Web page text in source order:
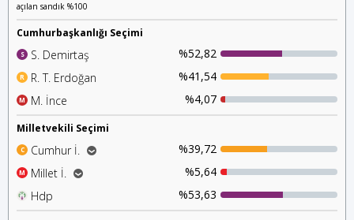
açılan sandık %100
Cumhurbaşkanlığı Seçimi
S S. Demirtaş %52,82
R R. T. Erdoğan %41,54
M M. İnce %4,07
Milletvekili Seçimi
C Cumhur İ.
%39,72
Ak Parti
Mhp
M Millet İ.
%5,64
Chp
İyi Parti
%1,56
H Hdp %53,63